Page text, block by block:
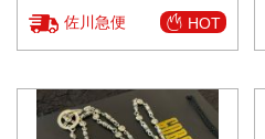
佐川急便 HOT